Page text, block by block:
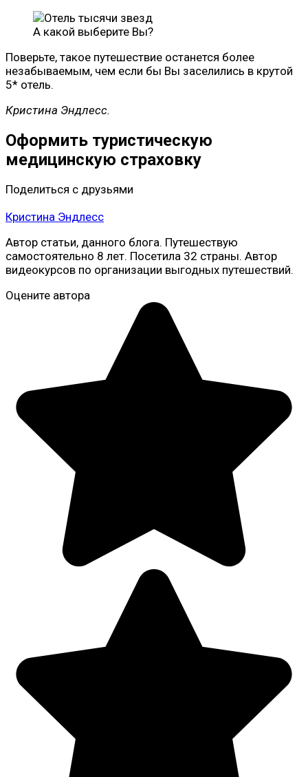
А какой выберите Вы?
Поверьте, такое путешествие останется более
незабываемым, чем если бы Вы заселились в крутой
5* отель.
Кристина Эндлесс.
Оформить туристическую
медицинскую страховку
Поделиться с друзьями
Кристина Эндлесс
Автор статьи, данного блога. Путешествую
самостоятельно 8 лет. Посетила 32 страны. Автор
видеокурсов по организации выгодных путешествий.
Оцените автора